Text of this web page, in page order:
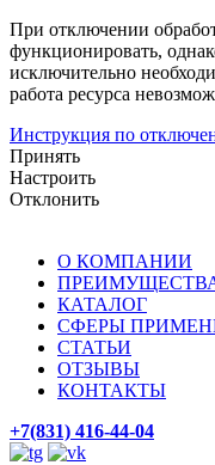
При отключении
функционировать,
исключительно
работа ресурса
Инструкция по
Принять
Настроить
Отклонить
О КОМПАНИИ
КАТАЛОГ
СФЕРЫ
СТАТЬИ
ОТЗЫВЫ
КОНТАКТЫ
+7(831) 416-44-04